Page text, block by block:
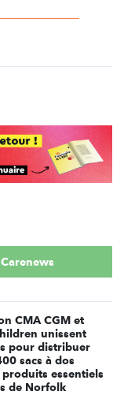
Carenews
CMA CGM et
unissent
pour distribuer
sacs à dos
essentiels
de Norfolk